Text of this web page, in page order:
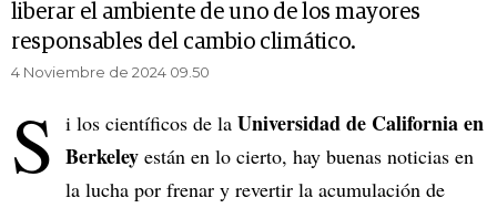
liberar el ambiente de uno de los mayores
responsables del cambio climático.
4 Noviembre de 2024 09.50
S i los científicos de la Universidad de California en
Berkeley están en lo cierto, hay buenas noticias en
la lucha por frenar y revertir la acumulación de